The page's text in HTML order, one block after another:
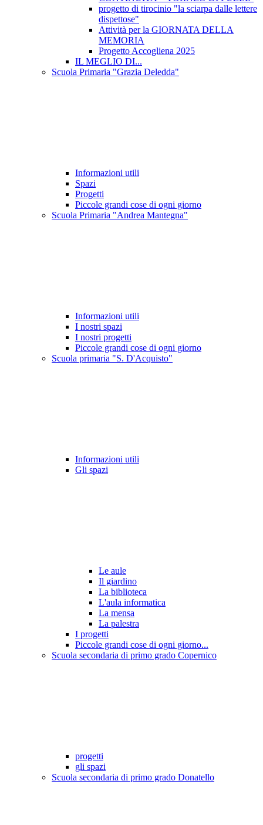
progetto di tirocinio "la sciarpa dalle lettere
dispettose"
Attività per la GIORNATA DELLA
MEMORIA
Progetto Accogliena 2025
IL MEGLIO DI...
Scuola Primaria "Grazia Deledda"
Informazioni utili
Spazi
Progetti
Piccole grandi cose di ogni giorno
Scuola Primaria "Andrea Mantegna"
Informazioni utili
I nostri spazi
I nostri progetti
Piccole grandi cose di ogni giorno
Scuola primaria "S. D'Acquisto"
Informazioni utili
Gli spazi
Le aule
Il giardino
La biblioteca
L'aula informatica
La mensa
La palestra
I progetti
Piccole grandi cose di ogni giorno...
Scuola secondaria di primo grado Copernico
progetti
gli spazi
Scuola secondaria di primo grado Donatello